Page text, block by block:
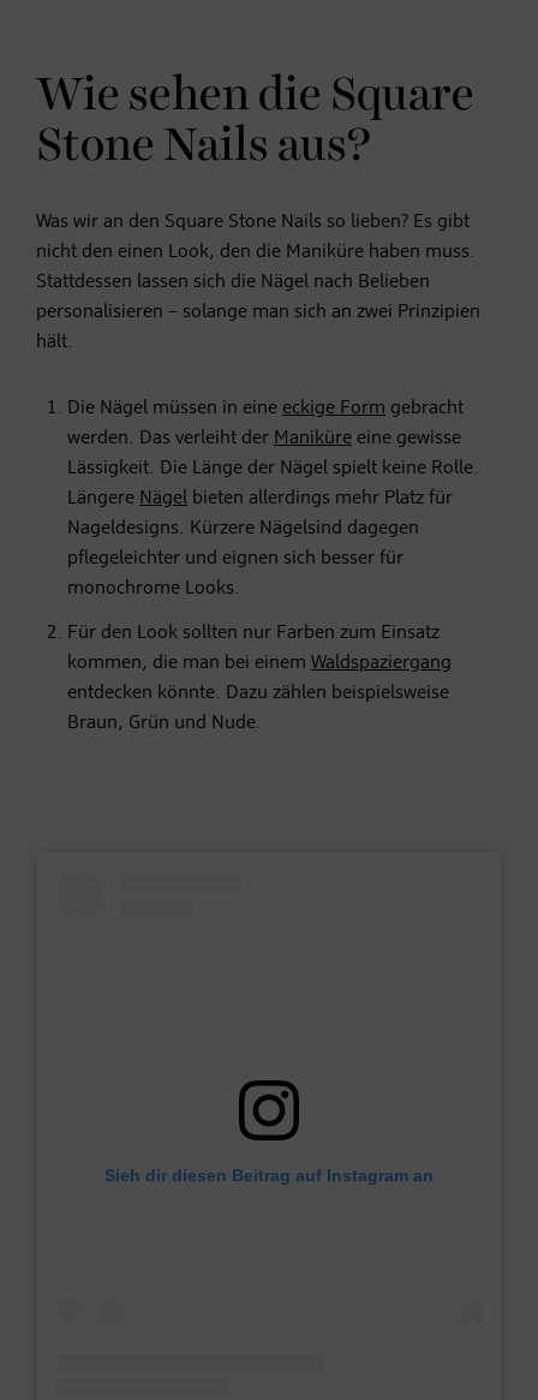
Wie sehen die Square
Stone Nails aus?
Was wir an den Square Stone Nails so lieben? Es gibt
nicht den einen Look, den die Maniküre haben muss.
Stattdessen lassen sich die Nägel nach Belieben
personalisieren – solange man sich an zwei Prinzipien
hält.
Die Nägel müssen in eine eckige Form gebracht
werden. Das verleiht der Maniküre eine gewisse
Lässigkeit. Die Länge der Nägel spielt keine Rolle.
Längere Nägel bieten allerdings mehr Platz für
Nageldesigns. Kürzere Nägelsind dagegen
pflegeleichter und eignen sich besser für
monochrome Looks.
Für den Look sollten nur Farben zum Einsatz
kommen, die man bei einem Waldspaziergang
entdecken könnte. Dazu zählen beispielsweise
Braun, Grün und Nude.
Sieh dir diesen Beitrag auf Instagram an